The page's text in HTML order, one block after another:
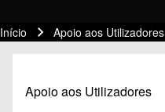
Início Apoio aos Utilizadores
Apoio aos Utilizadores